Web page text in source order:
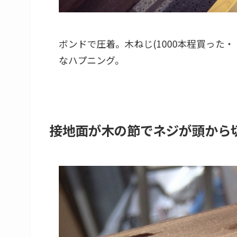
ボンドで圧着。木ねじ(1000本程買った
なハプニング。
接地面が木の節でネジが頭から